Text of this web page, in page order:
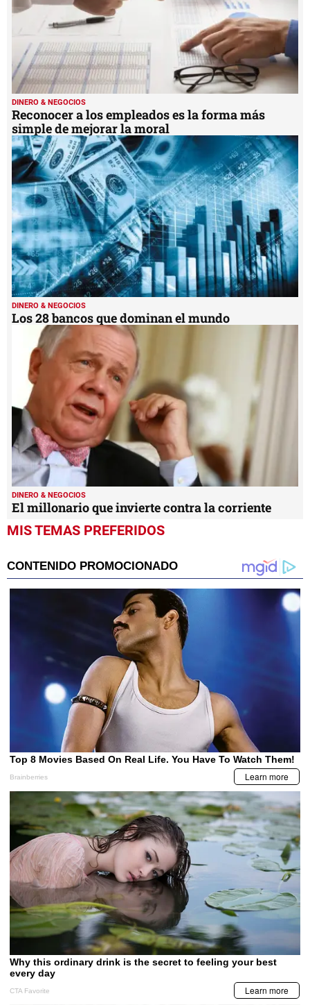
DINERO & NEGOCIOS
Reconocer a los empleados es la forma más
simple de mejorar la moral
DINERO & NEGOCIOS
Los 28 bancos que dominan el mundo
DINERO & NEGOCIOS
El millonario que invierte contra la corriente
MIS TEMAS PREFERIDOS